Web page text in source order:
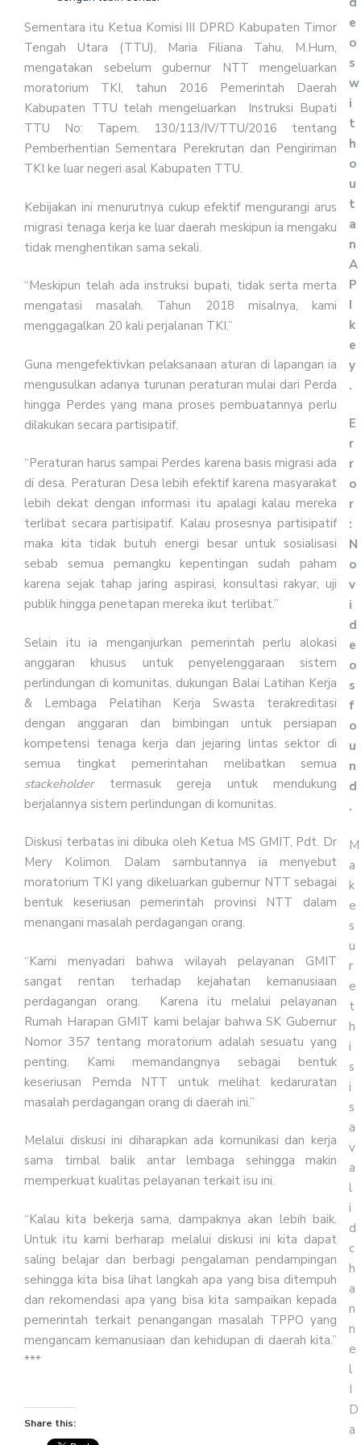
Sementara itu Ketua Komisi III DPRD Kabupaten Timor
Tengah Utara (TTU), Maria Filiana Tahu, M.Hum,
mengatakan sebelum gubernur NTT mengeluarkan
moratorium TKI, tahun 2016 Pemerintah Daerah
Kabupaten TTU telah mengeluarkan Instruksi Bupati
TTU No: Tapem. 130/113/IV/TTU/2016 tentang
Pemberhentian Sementara Perekrutan dan Pengiriman
TKI ke luar negeri asal Kabupaten TTU.
Kebijakan ini menurutnya cukup efektif mengurangi arus
migrasi tenaga kerja ke luar daerah meskipun ia mengaku
tidak menghentikan sama sekali.
“Meskipun telah ada instruksi bupati, tidak serta merta
mengatasi masalah. Tahun 2018 misalnya, kami
menggagalkan 20 kali perjalanan TKI.”
Guna mengefektivkan pelaksanaan aturan di lapangan ia
mengusulkan adanya turunan peraturan mulai dari Perda
hingga Perdes yang mana proses pembuatannya perlu
dilakukan secara partisipatif.
“Peraturan harus sampai Perdes karena basis migrasi ada
di desa. Peraturan Desa lebih efektif karena masyarakat
lebih dekat dengan informasi itu apalagi kalau mereka
terlibat secara partisipatif. Kalau prosesnya partisipatif
maka kita tidak butuh energi besar untuk sosialisasi
sebab semua pemangku kepentingan sudah paham
karena sejak tahap jaring aspirasi, konsultasi rakyar, uji
publik hingga penetapan mereka ikut terlibat.”
Selain itu ia menganjurkan pemerintah perlu alokasi
anggaran khusus untuk penyelenggaraan sistem
perlindungan di komunitas, dukungan Balai Latihan Kerja
& Lembaga Pelatihan Kerja Swasta terakreditasi
dengan anggaran dan bimbingan untuk persiapan
kompetensi tenaga kerja dan jejaring lintas sektor di
semua tingkat pemerintahan melibatkan semua
stackeholdertermasuk gereja untuk mendukung
berjalannya sistem perlindungan di komunitas.
Diskusi terbatas ini dibuka oleh Ketua MS GMIT, Pdt. Dr
Mery Kolimon. Dalam sambutannya ia menyebut
moratorium TKI yang dikeluarkan gubernur NTT sebagai
bentuk keseriusan pemerintah provinsi NTT dalam
menangani masalah perdagangan orang.
“Kami menyadari bahwa wilayah pelayanan GMIT
sangat rentan terhadap kejahatan kemanusiaan
perdagangan orang. Karena itu melalui pelayanan
Rumah Harapan GMIT kami belajar bahwa SK Gubernur
Nomor 357 tentang moratorium adalah sesuatu yang
penting. Kami memandangnya sebagai bentuk
keseriusan Pemda NTT untuk melihat kedaruratan
masalah perdagangan orang di daerah ini.”
Melalui diskusi ini diharapkan ada komunikasi dan kerja
sama timbal balik antar lembaga sehingga makin
memperkuat kualitas pelayanan terkait isu ini.
“Kalau kita bekerja sama, dampaknya akan lebih baik.
Untuk itu kami berharap melalui diskusi ini kita dapat
saling belajar dan berbagi pengalaman pendampingan
sehingga kita bisa lihat langkah apa yang bisa ditempuh
dan rekomendasi apa yang bisa kita sampaikan kepada
pemerintah terkait penangangan masalah TPPO yang
mengancam kemanusiaan dan kehidupan di daerah kita.”
***
Share this:
e
o
s
w
i
t
h
o
u
t
a
n
A
P
I
k
e
y
.
E
r
r
o
r
:
N
o
v
i
d
e
o
s
f
o
u
n
d
.
M
a
k
e
s
u
r
e
t
h
i
s
i
s
a
v
a
l
i
d
c
h
a
n
n
e
l
I
D
a